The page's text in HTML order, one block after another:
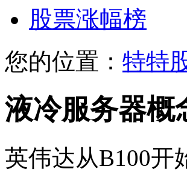
股票涨幅榜
您的位置： 特特
液冷服务器概
英伟达从B100开